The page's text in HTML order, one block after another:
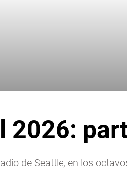
2026:
de Seattle, en los